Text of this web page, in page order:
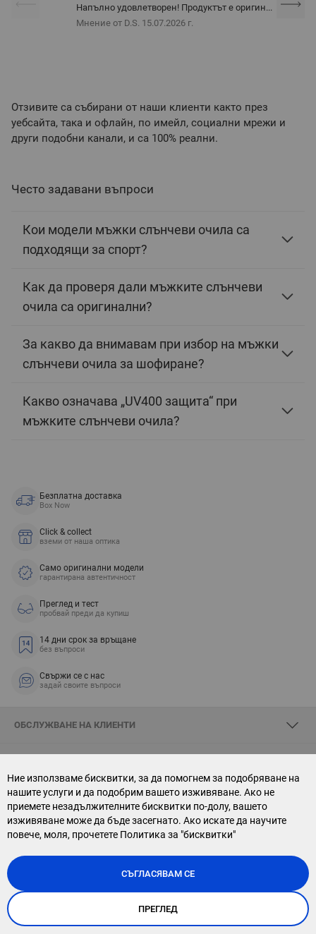
Ние използваме бисквитки, за да помогнем за подобряване на
нашите услуги и да подобрим вашето изживяване. Ако не
приемете незадължителните бисквитки по-долу, вашето
изживяване може да бъде засегнато. Ако искате да научите
повече, моля, прочетете Политика за "бисквитки"
СЪГЛАСЯВАМ СЕ
ПРЕГЛЕД
Напълно удовлетворен! Продуктът е оригин...
Мнение от D.S. 15.07.2026 г.
Отзивите са събирани от наши клиенти както през
уебсайта, така и офлайн, по имейл, социални мрежи и
други подобни канали, и са 100% реални.
Често задавани въпроси
Кои модели мъжки слънчеви очила са
подходящи за спорт?
Как да проверя дали мъжките слънчеви
очила са оригинални?
За какво да внимавам при избор на мъжки
слънчеви очила за шофиране?
Какво означава „UV400 защита“ при
мъжките слънчеви очила?
Безплатна доставка
Box Now
Click & collect
вземи от наша оптика
Само оригинални модели
гарантирана автентичност
Преглед и тест
пробвай преди да купиш
14 дни срок за връщане
без въпроси
Свържи се с нас
задай своите въпроси
ОБСЛУЖВАНЕ НА КЛИЕНТИ
СВЪРЖИ СЕ С НАС
АБОНАМЕНТ ЗА БЮЛЕТИН
Copyright © 2026, Sky Optic. All Rights Reserved.
Онлайн магазин отStenik